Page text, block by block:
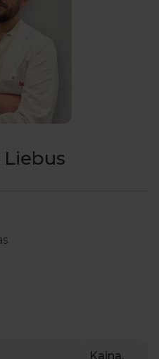
Liebus
Kaina,